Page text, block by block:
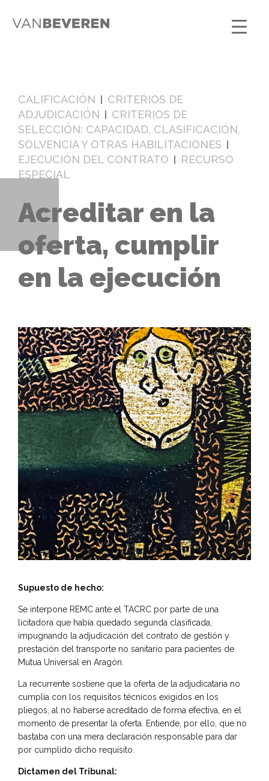
CALIFICACIÓN
CRITERIOS DE
ADJUDICACIÓN
CRITERIOS DE
SELECCIÓN: CAPACIDAD, CLASIFICACIÓN,
SOLVENCIA Y OTRAS HABILITACIONES
EJECUCIÓN DEL CONTRATO
RECURSO
ESPECIAL
Acreditar en la
oferta, cumplir
en la ejecución
Supuesto de hecho:
Se interpone REMC ante el TACRC por parte de una
licitadora que había quedado segunda clasificada,
impugnando la adjudicación del contrato de gestión y
prestación del transporte no sanitario para pacientes de
Mutua Universal en Aragón.
La recurrente sostiene que la oferta de la adjudicataria no
cumplía con los requisitos técnicos exigidos en los
pliegos, al no haberse acreditado de forma efectiva, en el
momento de presentar la oferta. Entiende, por ello, que no
bastaba con una mera declaración responsable para dar
por cumplido dicho requisito.
Dictamen del Tribunal: